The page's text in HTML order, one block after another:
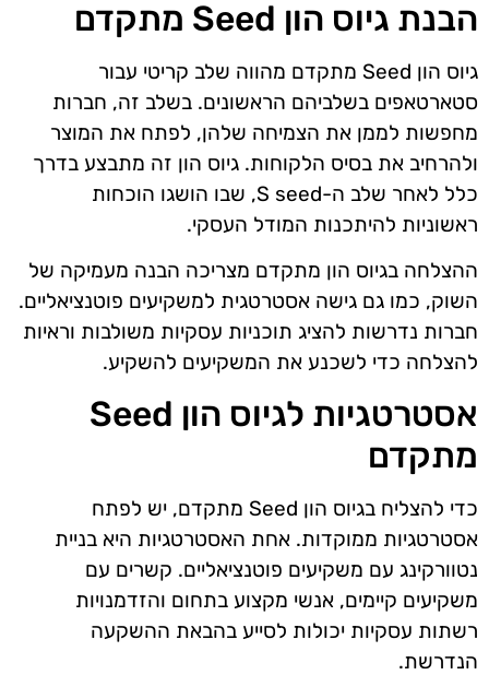
הבנת גיוס הון Seed מתקדם
גיוס הון Seed מתקדם מהווה שלב קריטי עבור
סטארטאפים בשלביהם הראשונים. בשלב זה, חברות
מחפשות לממן את הצמיחה שלהן, לפתח את המוצר
ולהרחיב את בסיס הלקוחות. גיוס הון זה מתבצע בדרך
כלל לאחר שלב ה-S seed, שבו הושגו הוכחות
ראשוניות להיתכנות המודל העסקי.
ההצלחה בגיוס הון מתקדם מצריכה הבנה מעמיקה של
השוק, כמו גם גישה אסטרטגית למשקיעים פוטנציאליים.
חברות נדרשות להציג תוכניות עסקיות משולבות וראיות
להצלחה כדי לשכנע את המשקיעים להשקיע.
אסטרטגיות לגיוס הון Seed
מתקדם
כדי להצליח בגיוס הון Seed מתקדם, יש לפתח
אסטרטגיות ממוקדות. אחת האסטרטגיות היא בניית
נטוורקינג עם משקיעים פוטנציאליים. קשרים עם
משקיעים קיימים, אנשי מקצוע בתחום והזדמנויות
רשתות עסקיות יכולות לסייע בהבאת ההשקעה
הנדרשת.